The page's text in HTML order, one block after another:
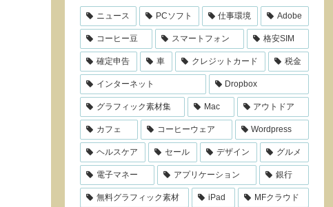
ニュース PCソフト 仕事環境 Adobe
コーヒー豆 スマートフォン 格安SIM
確定申告 車 クレジットカード 税金
インターネット Dropbox
グラフィック素材集 Mac アウトドア
カフェ コーヒーウェア Wordpress
ヘルスケア セール デザイン グルメ
電子マネー アプリケーション 銀行
無料グラフィック素材 iPad MFクラウド